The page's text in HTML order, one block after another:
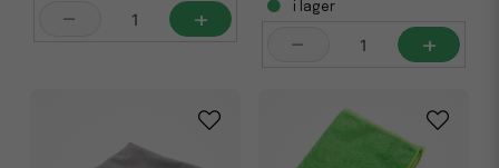
- + i lager
- +